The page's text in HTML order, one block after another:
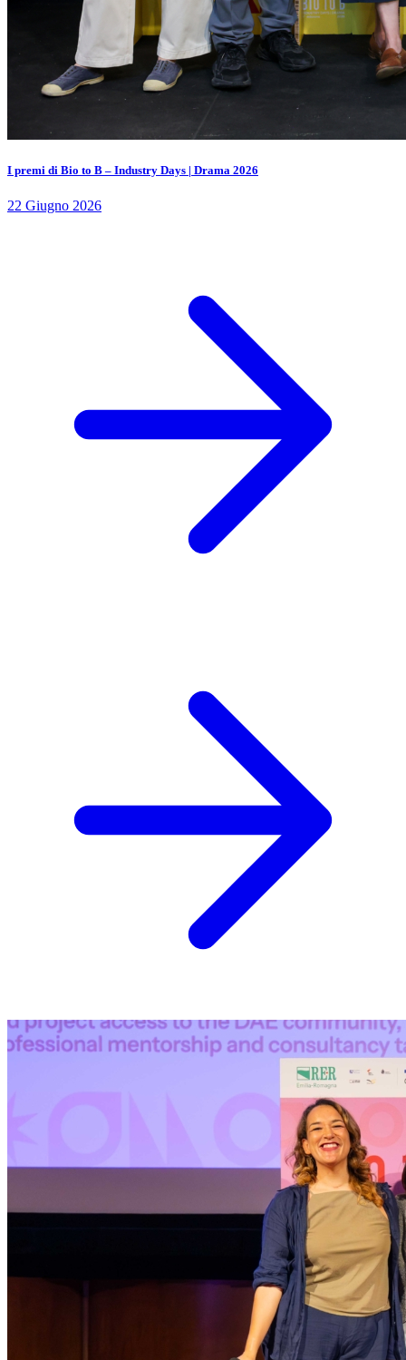
I premi di Bio to B – Industry Days | Drama 2026
22 Giugno 2026